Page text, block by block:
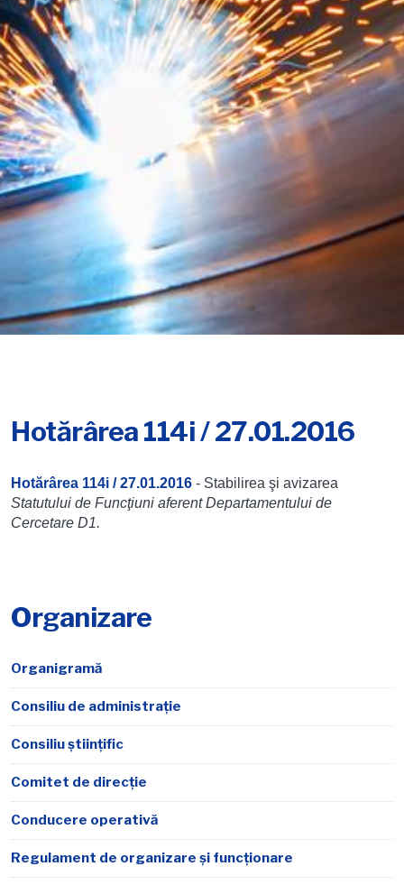
Hotărârea 114i / 27.01.2016
Hotărârea 114i / 27.01.2016 - Stabilirea şi avizarea
Statutului de Funcţiuni aferent Departamentului de
Cercetare D1.
Organizare
Organigramă
Consiliu de administrație
Consiliu științific
Comitet de direcție
Conducere operativă
Regulament de organizare şi funcţionare